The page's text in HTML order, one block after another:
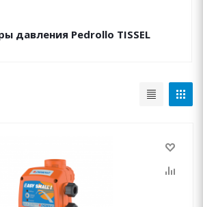
давления Pedrollo TISSEL